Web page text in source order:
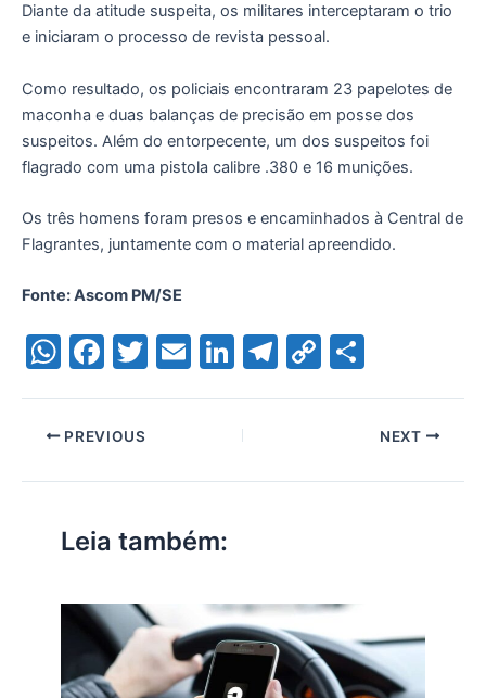
Diante da atitude suspeita, os militares interceptaram o trio
e iniciaram o processo de revista pessoal.
Como resultado, os policiais encontraram 23 papelotes de
maconha e duas balanças de precisão em posse dos
suspeitos. Além do entorpecente, um dos suspeitos foi
flagrado com uma pistola calibre .380 e 16 munições.
Os três homens foram presos e encaminhados à Central de
Flagrantes, juntamente com o material apreendido.
Fonte: Ascom PM/SE
W
at
s
A
p
p
F
c
e
b
o
o
k
T
E
Li
k
e
dI
T
a
C
Li
ar
e
PREVIOUS NEXT
Leia também: